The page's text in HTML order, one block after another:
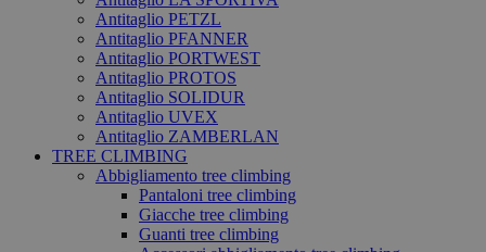
Antitaglio PETZL
Antitaglio PFANNER
Antitaglio PORTWEST
Antitaglio PROTOS
Antitaglio SOLIDUR
Antitaglio UVEX
Antitaglio ZAMBERLAN
TREE CLIMBING
Abbigliamento tree climbing
Pantaloni tree climbing
Giacche tree climbing
Guanti tree climbing